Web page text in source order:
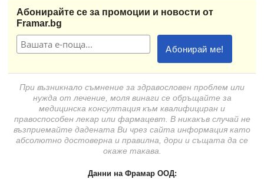
Абонирайте се за промоции и новости от
Framar.bg
При възникнало съмнение за здравословен проблем или
нужда от лечение, моля винаги се обръщайте за
медицинска консултация към квалифициран и
правоспособен лекар или фармацевт. В никакъв случай не
възприемайте дадената Ви чрез сайта информация като
абсолютно достоверна и правилна, дори и същата да се
окаже такава.
Данни на Фрамар ООД: